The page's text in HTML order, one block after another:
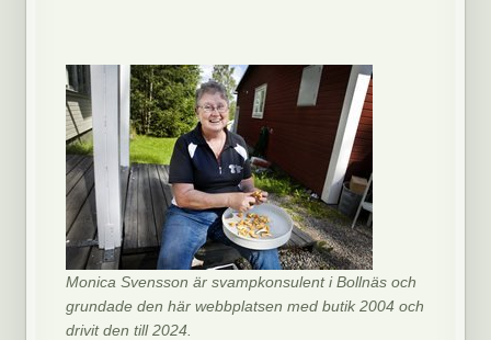
Monica Svensson är svampkonsulent i Bollnäs och
grundade den här webbplatsen med butik 2004 och
drivit den till 2024.